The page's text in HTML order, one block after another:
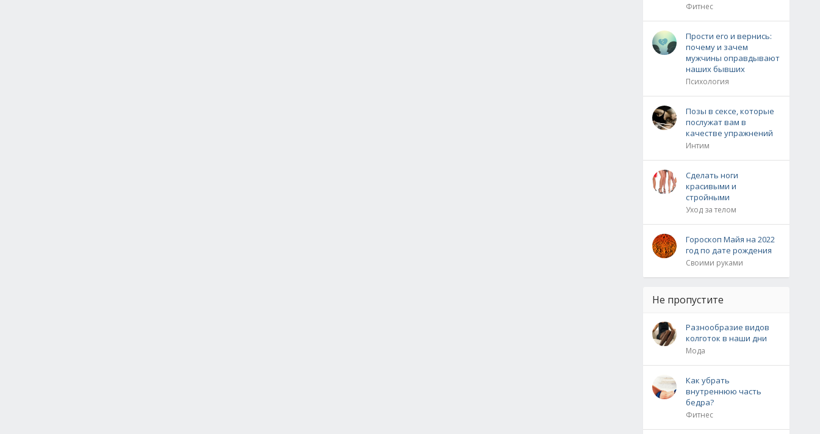
Фитнес
Прости его и вернись:
почему и зачем
мужчины оправдывают
наших бывших
Психология
Позы в сексе, которые
послужат вам в
качестве упражнений
Интим
Сделать ноги
красивыми и
стройными
Уход за телом
Гороскоп Майя на 2022
год по дате рождения
Своими руками
Не пропустите
Разнообразие видов
колготок в наши дни
Мода
Как убрать
внутреннюю часть
бедра?
Фитнес